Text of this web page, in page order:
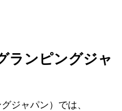
ランピングジャ
ジャパン）では、